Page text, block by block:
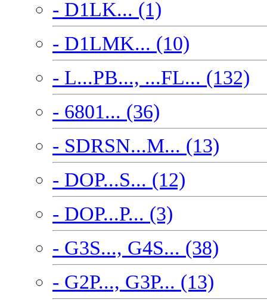
- D1LK... (1)
- D1LMK... (10)
- L...PB..., ...FL... (132)
- 6801... (36)
- SDRSN...M... (13)
- DOP...S... (12)
- DOP...P... (3)
- G3S..., G4S... (38)
- G2P..., G3P... (13)